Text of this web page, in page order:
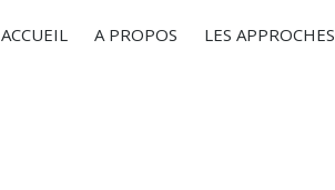
ACCUEIL A PROPOS LES APPROCHES